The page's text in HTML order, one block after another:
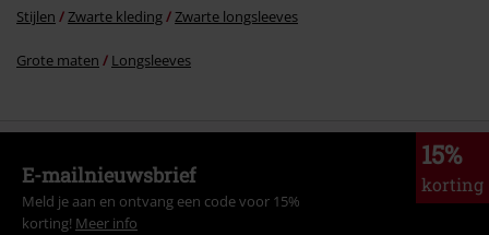
Stijlen Zwarte kleding Zwarte longsleeves
Grote maten Longsleeves
15%
korting
E-mailnieuwsbrief
Meld je aan en ontvang een code voor 15%
korting! Meer info